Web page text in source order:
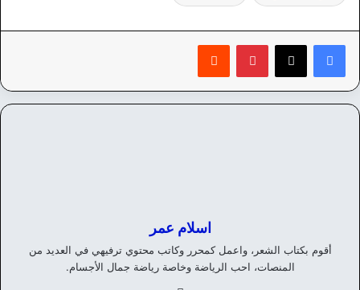
بينتيريست
اسلام عمر
أقوم بكتاب الشعر، واعمل كمحرر وكاتب محتوي ترفيهي في العديد من
المنصات، احب الرياضة وخاصة رياضة جمال الأجسام.